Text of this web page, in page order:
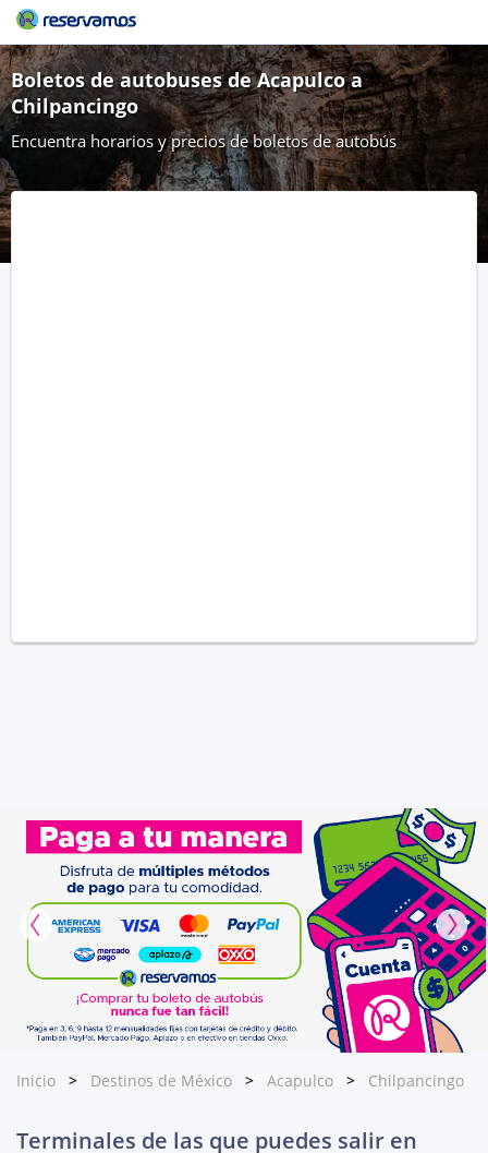
Boletos de autobuses de Acapulco a
Chilpancingo
Encuentra horarios y precios de boletos de autobús
Inicio Destinos de México Acapulco Chilpancingo
Terminales de las que puedes salir en